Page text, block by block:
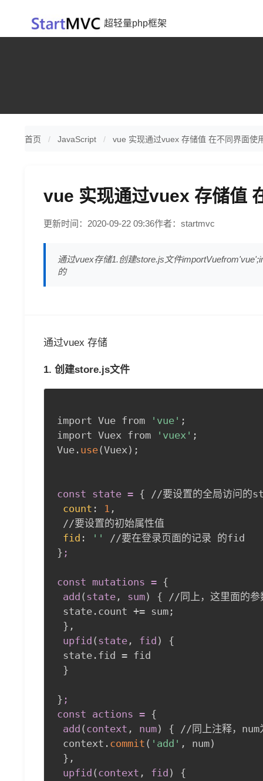
超轻量php框架
首页 JavaScript vue 实现通过vuex 存储值 在不同界面使
vue 实现通过vuex 存储值
更新时间：2020-09-22 09:36作者：startmvc
通过vuex存储1.创建store.js文件
的
通过vuex 存储
1. 创建store.js文件
import Vue from 'vue' ;
import Vuex from
'vuex' ;
Vue. use(Vuex) ;
const state = { //要设置的全局访问的
count : 1 ,
//要设置的初始属性值
fid : ''
} ;
const mutations = {
add ( state , sum) { //同上，这里面的参
state.count += sum ;
} ,
upfid ( state , fid )
{
state.fid = fid
}
} ;
const actions = {
add ( context , num) { //同上注释，num
context. commit ( 'add' , num)
} ,
upfid ( context , fid )
{